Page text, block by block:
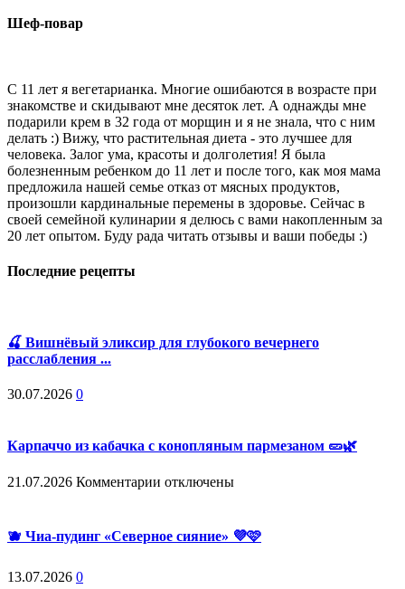
Шеф-повар
С 11 лет я вегетарианка. Многие ошибаются в возрасте при
знакомстве и скидывают мне десяток лет. А однажды мне
подарили крем в 32 года от морщин и я не знала, что с ним
делать :) Вижу, что растительная диета - это лучшее для
человека. Залог ума, красоты и долголетия! Я была
болезненным ребенком до 11 лет и после того, как моя мама
предложила нашей семье отказ от мясных продуктов,
произошли кардинальные перемены в здоровье. Сейчас в
своей семейной кулинарии я делюсь с вами накопленным за
20 лет опытом. Буду рада читать отзывы и ваши победы :)
Последние рецепты
🍒 Вишнёвый эликсир для глубокого вечернего
расслабления ...
30.07.2026 0
Карпаччо из кабачка с конопляным пармезаном 🥒🌿
21.07.2026 Комментарии к
кабачка
отключены
🫐 Чиа-пудинг «Северное сияние» 💜🩷
13.07.2026 0